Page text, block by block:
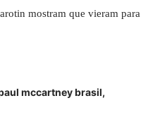
mostram que vieram para
mccartney brasil